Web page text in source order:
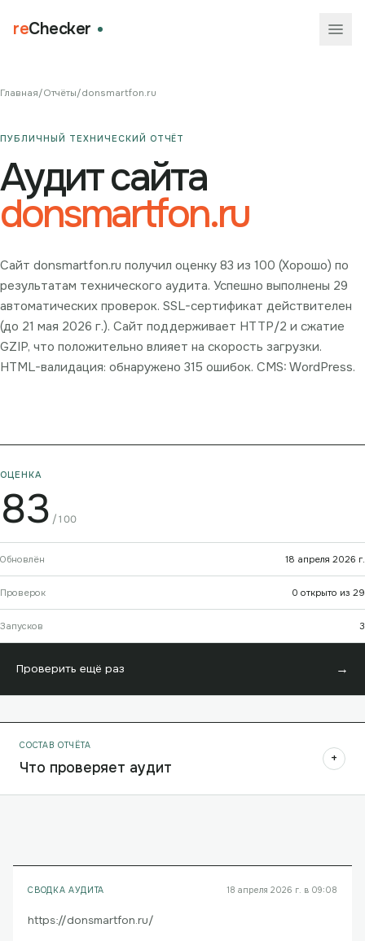
reChecker
Главная/Отчёты/donsmartfon.ru
ПУБЛИЧНЫЙ ТЕХНИЧЕСКИЙ ОТЧЁТ
Аудит сайта
donsmartfon.ru
Сайт donsmartfon.ru получил оценку 83 из 100 (Хорошо) по
результатам технического аудита. Успешно выполнены 29
автоматических проверок. SSL-сертификат действителен
(до 21 мая 2026 г.). Сайт поддерживает HTTP/2 и сжатие
GZIP, что положительно влияет на скорость загрузки.
HTML-валидация: обнаружено 315 ошибок. CMS: WordPress.
ОЦЕНКА
83 /100
Обновлён 18 апреля 2026 г.
Проверок 0 открыто из 29
Запусков 3
Проверить ещё раз →
СОСТАВ ОТЧЁТА
Что проверяет аудит +
СВОДКА АУДИТА 18 апреля 2026 г. в 09:08
https://donsmartfon.ru/